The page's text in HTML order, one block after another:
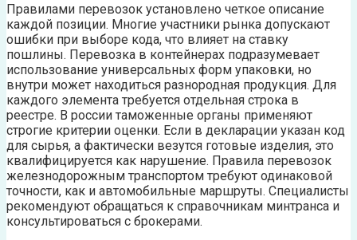
Правилами перевозок установлено четкое описание
каждой позиции. Многие участники рынка допускают
ошибки при выборе кода, что влияет на ставку
пошлины. Перевозка в контейнерах подразумевает
использование универсальных форм упаковки, но
внутри может находиться разнородная продукция. Для
каждого элемента требуется отдельная строка в
реестре. В россии таможенные органы применяют
строгие критерии оценки. Если в декларации указан код
для сырья, а фактически везутся готовые изделия, это
квалифицируется как нарушение. Правила перевозок
железнодорожным транспортом требуют одинаковой
точности, как и автомобильные маршруты. Специалисты
рекомендуют обращаться к справочникам минтранса и
консультироваться с брокерами.